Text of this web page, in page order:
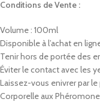
Conditions de Vente :
Volume : 100ml
Disponible à l’achat en
Tenir hors de portée des
Éviter le contact avec les
Laissez-vous enivrer par
Corporelle aux